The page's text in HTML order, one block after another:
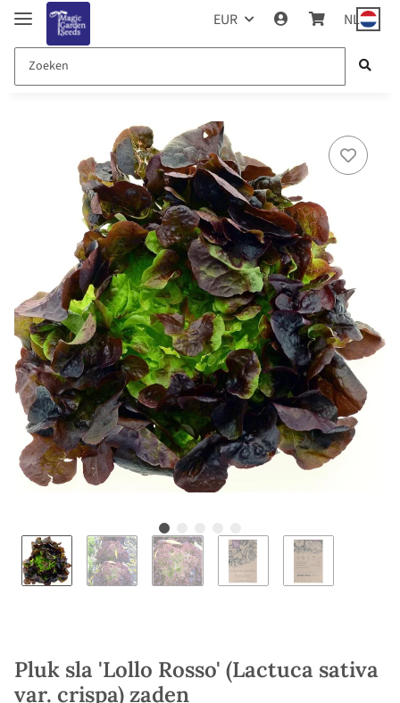
EUR NL
Pluk sla 'Lollo Rosso' (Lactuca sativa
var. crispa) zaden